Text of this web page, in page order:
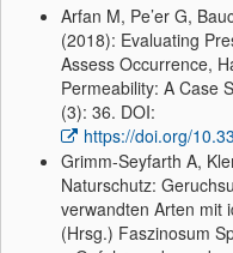
Arfan M, Pe’er G,
(2018): Evaluating
Assess Occurrence,
Permeability: A Case
(3): 36. DOI:
https://doi.org/
Grimm-Seyfarth A,
Naturschutz:
verwandten Arten mit
(Hrsg.) Faszinosum